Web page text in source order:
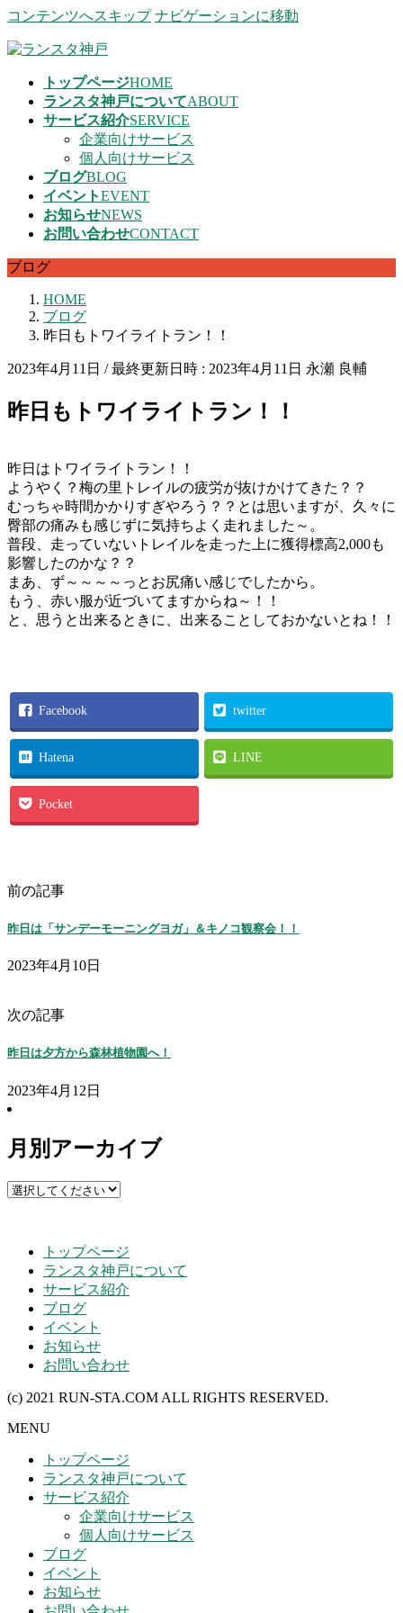
コンテンツへスキップ ナビゲーションに移動
トップページHOME
ランスタ神戸についてABOUT
サービス紹介SERVICE
企業向けサービス
個人向けサービス
ブログBLOG
イベントEVENT
お知らせNEWS
お問い合わせCONTACT
ブログ
HOME
ブログ
昨日もトワイライトラン！！
2023年4月11日 / 最終更新日時 : 2023年4月11日 永瀬 良輔
昨日もトワイライトラン！！
昨日はトワイライトラン！！
ようやく？梅の里トレイルの疲労が抜けかけてきた？？
むっちゃ時間かかりすぎやろう？？とは思いますが、久々に
臀部の痛みも感じずに気持ちよく走れました～。
普段、走っていないトレイルを走った上に獲得標高2,000も
影響したのかな？？
まあ、ず～～～～っとお尻痛い感じでしたから。
もう、赤い服が近づいてますからね～！！
と、思うと出来るときに、出来ることしておかないとね！！
Facebook twitter
Hatena LINE
Pocket
前の記事
昨日は「サンデーモーニングヨガ」＆キノコ観察会！！
2023年4月10日
次の記事
昨日は夕方から森林植物園へ！
2023年4月12日
月別アーカイブ
トップページ
ランスタ神戸について
サービス紹介
ブログ
イベント
お知らせ
お問い合わせ
(c) 2021 RUN-STA.COM ALL RIGHTS RESERVED.
MENU
トップページ
ランスタ神戸について
サービス紹介
企業向けサービス
個人向けサービス
ブログ
イベント
お知らせ